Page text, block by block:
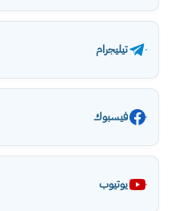
تيليجرام
فيسبوك
يوتيوب